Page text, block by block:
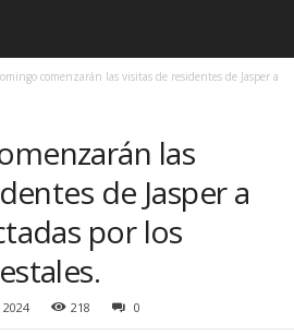
comenzarán las visitas de residentes de Jasper a
las
de Jasper a
por los
2024 218 0